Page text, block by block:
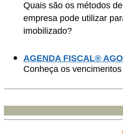
Quais são os métodos
empresa pode utilizar
imobilizado?
AGENDA FISCAL®
Conheça os